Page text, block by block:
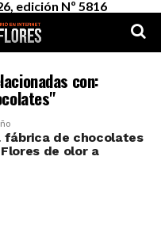
edición Nº 5816
con:
fábrica de chocolates
de olor a